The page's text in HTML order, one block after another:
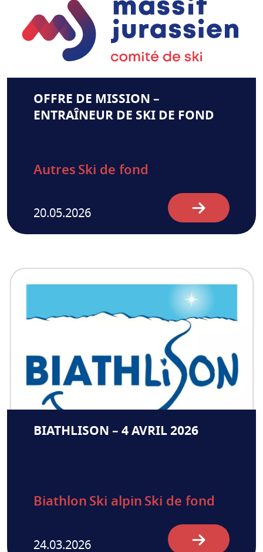
OFFRE DE MISSION –
ENTRAÎNEUR DE SKI DE FOND
Autres Ski de fond
20.05.2026
BIATHLISON – 4 AVRIL 2026
Biathlon Ski alpin Ski de fond
24.03.2026